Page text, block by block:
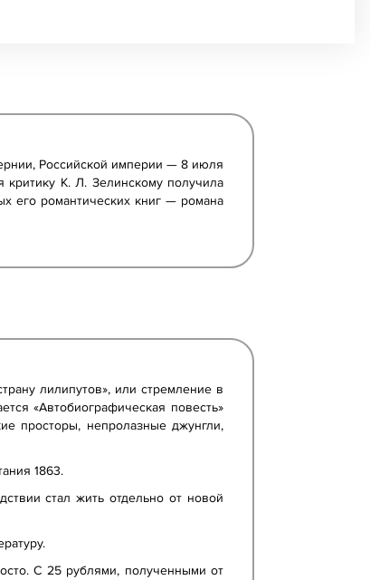
Российской империи — 8 июля
К. Л. Зелинскому получила
его романтических книг — романа
лилипутов», или стремление в
«Автобиографическая повесть»
просторы, непролазные джунгли,
1863.
стал жить отдельно от новой
С 25 рублями, полученными от